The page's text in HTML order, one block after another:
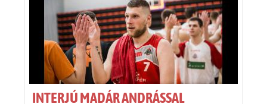
INTERJÚ MADÁR ANDRÁSSAL